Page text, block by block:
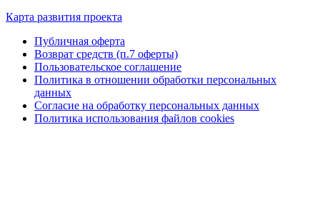
Карта развития проекта
Публичная оферта
Возврат средств (п.7 оферты)
Пользовательское соглашение
Политика в отношении обработки персональных
данных
Согласие на обработку персональных данных
Политика использования файлов cookies